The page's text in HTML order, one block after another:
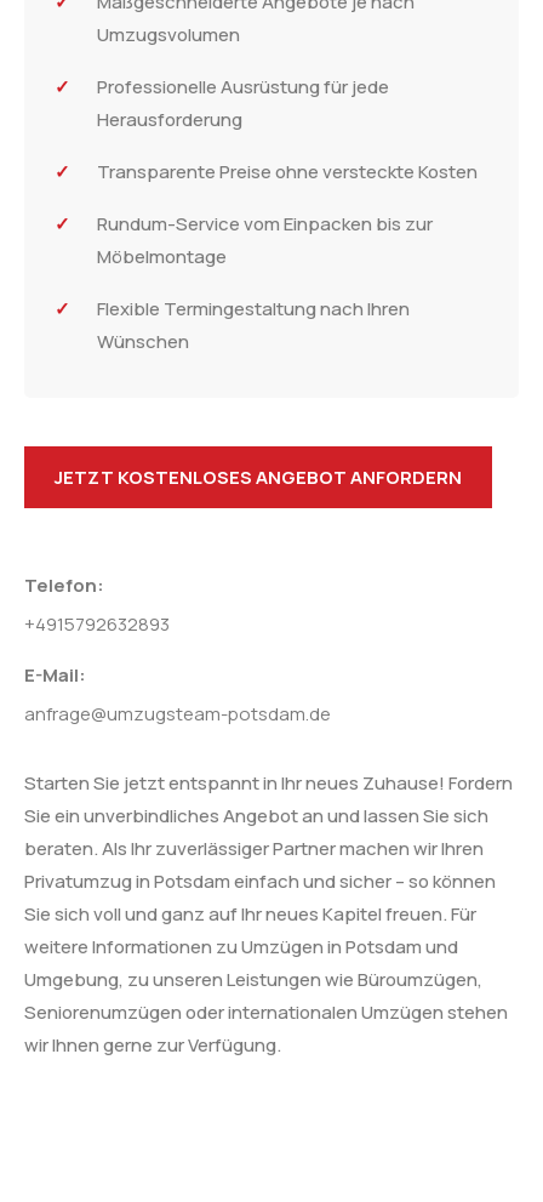
Umzugsvolumen
Professionelle Ausrüstung für jede
Herausforderung
Transparente Preise ohne versteckte Kosten
Rundum-Service vom Einpacken bis zur
Möbelmontage
Flexible Termingestaltung nach Ihren
Wünschen
JETZT KOSTENLOSES ANGEBOT ANFORDERN
Telefon:
+4915792632893
E-Mail:
anfrage@umzugsteam-potsdam.de
Starten Sie jetzt entspannt in Ihr neues Zuhause! Fordern
Sie ein unverbindliches Angebot an und lassen Sie sich
beraten. Als Ihr zuverlässiger Partner machen wir Ihren
Privatumzug in Potsdam einfach und sicher – so können
Sie sich voll und ganz auf Ihr neues Kapitel freuen. Für
weitere Informationen zu Umzügen in Potsdam und
Umgebung, zu unseren Leistungen wie Büroumzügen,
Seniorenumzügen oder internationalen Umzügen stehen
wir Ihnen gerne zur Verfügung.